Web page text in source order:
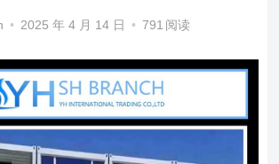
• 2025 年 4 月 14 日 • 791 阅读